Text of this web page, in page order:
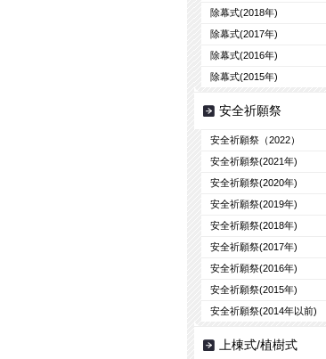
除幕式(2018年)
除幕式(2017年)
除幕式(2016年)
除幕式(2015年)
安全祈願祭
安全祈願祭（2022）
安全祈願祭(2021年)
安全祈願祭(2020年)
安全祈願祭(2019年)
安全祈願祭(2018年)
安全祈願祭(2017年)
安全祈願祭(2016年)
安全祈願祭(2015年)
安全祈願祭(2014年以前)
上棟式/植樹式